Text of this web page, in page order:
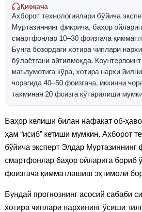
Қисқача
Ахборот технологиялари бўйича
Муртазиннинг фикрича, баҳор
смартфонлар 10–30 фоизгача
Бунга бозордаги хотира чиплари
бўлаётгани айтилмоқда.
маълумотига кўра, хотира нархи
чорагида 40–50 фоизгача, иккинчи
тахминан 20 фоизга кўтарилиши
Баҳор келиши билан нафақат об-
ҳам “исиб” кетиши мумкин. Ахборот
бўйича эксперт Элдар Муртазиннинг
смартфонлар баҳор ойларига бориб
фоизгача қимматлашиш эҳтимоли
Бундай прогнознинг асосий сабаби
хотира чиплари нархининг ўсиши